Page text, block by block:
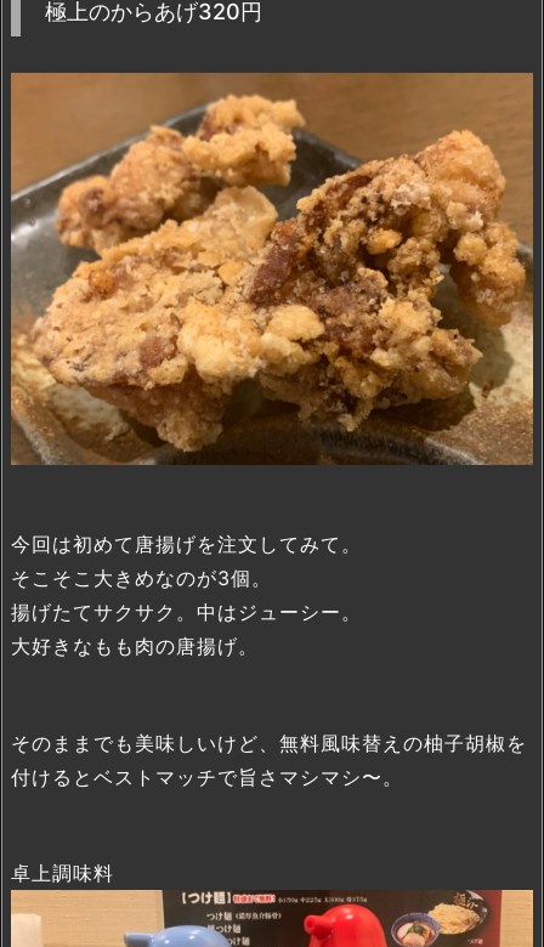
極上のからあげ320円
今回は初めて唐揚げを注文してみて。
そこそこ大きめなのが3個。
揚げたてサクサク。中はジューシー。
大好きなもも肉の唐揚げ。
そのままでも美味しいけど、無料風味替えの柚子胡椒を
付けるとベストマッチで旨さマシマシ〜。
卓上調味料